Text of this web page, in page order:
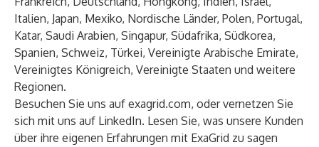
Italien, Japan, Mexiko, Nordische Länder, Polen, Portugal,
Katar, Saudi Arabien, Singapur, Südafrika, Südkorea,
Spanien, Schweiz, Türkei, Vereinigte Arabische Emirate,
Vereinigtes Königreich, Vereinigte Staaten und weitere
Regionen.
Besuchen Sie uns auf exagrid.com, oder vernetzen Sie
sich mit uns auf LinkedIn. Lesen Sie, was unsere Kunden
über ihre eigenen Erfahrungen mit ExaGrid zu sagen